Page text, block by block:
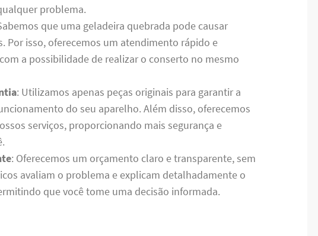
problema.
que uma geladeira quebrada pode causar
Por isso, oferecemos um atendimento rápido e
a possibilidade de realizar o conserto no mesmo
: Utilizamos apenas peças originais para garantir a
do seu aparelho. Além disso, oferecemos
serviços, proporcionando mais segurança e
: Oferecemos um orçamento claro e transparente, sem
avaliam o problema e explicam detalhadamente o
que você tome uma decisão informada.